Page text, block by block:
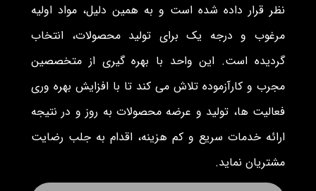
نظر قرار داده شده است و به همین دلیل، مواد اولیه
مرغوب و درجه یک برای تولید محصولات، انتخاب
گردیده است. این واحد با بهره گیری از متخصصین
مجرب و کارآزموده تلاش می کند تا با افزایش بهره وری
فعالیت ها، تولید و عرضه محصولات به روز و در نتیجه
ارائه خدمات سریع و کم هزینه، اقدام به جلب رضایت
مشتریان نماید.